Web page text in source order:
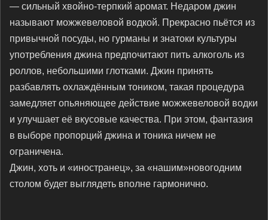
— сильный хвойно-терпкий аромат. Недаром джин
называют можжевеловой водкой. Прекрасно пьётся из
привычной посуды, но гурманы и знатоки культуры
употребления джина предпочитают пить алкоголь из
роллов, небольшими глотками. Джин принять
разбавлять охлаждённым тоником, такая процедура
замедляет опьяняющее действие можжевеловой водки
и улучшает её вкусовые качества. При этом, фантазия
в выборе пропорций джина и тоника ничем не
ограничена.
Джин, хоть и «иностранец», за «нашим»новогодним
столом будет выглядеть вполне гармонично.